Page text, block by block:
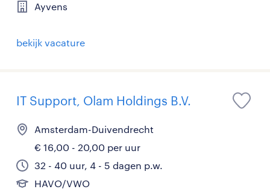
Ayvens
bekijk vacature
IT Support, Olam Holdings B.V.
Amsterdam-Duivendrecht
€ 16,00 - 20,00 per uur
32 - 40 uur, 4 - 5 dagen p.w.
HAVO/VWO